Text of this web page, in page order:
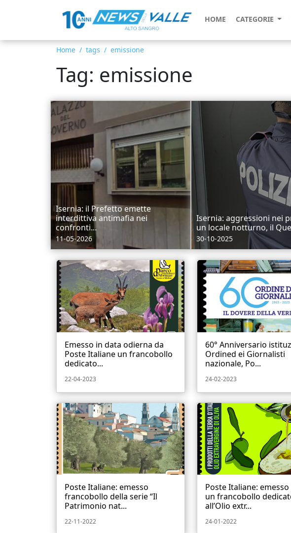
HOME CATEGORIE
Home tags emissione
Tag: emissione
Isernia: il Prefetto emette
interdittiva antimafia nei
confronti...
11-05-2026
Isernia: aggressioni nei
un locale notturno, il
30-10-2025
Emesso in data odierna da
Poste Italiane un francobollo
dedicato...
22-04-2023
60° Anniversario
Ordined ei Giornalisti
nazionale, Po...
24-02-2023
Poste Italiane: emesso
francobollo della serie “Il
Patrimonio nat...
22-11-2022
Poste Italiane:
un francobollo
all’Olio extr...
24-01-2022